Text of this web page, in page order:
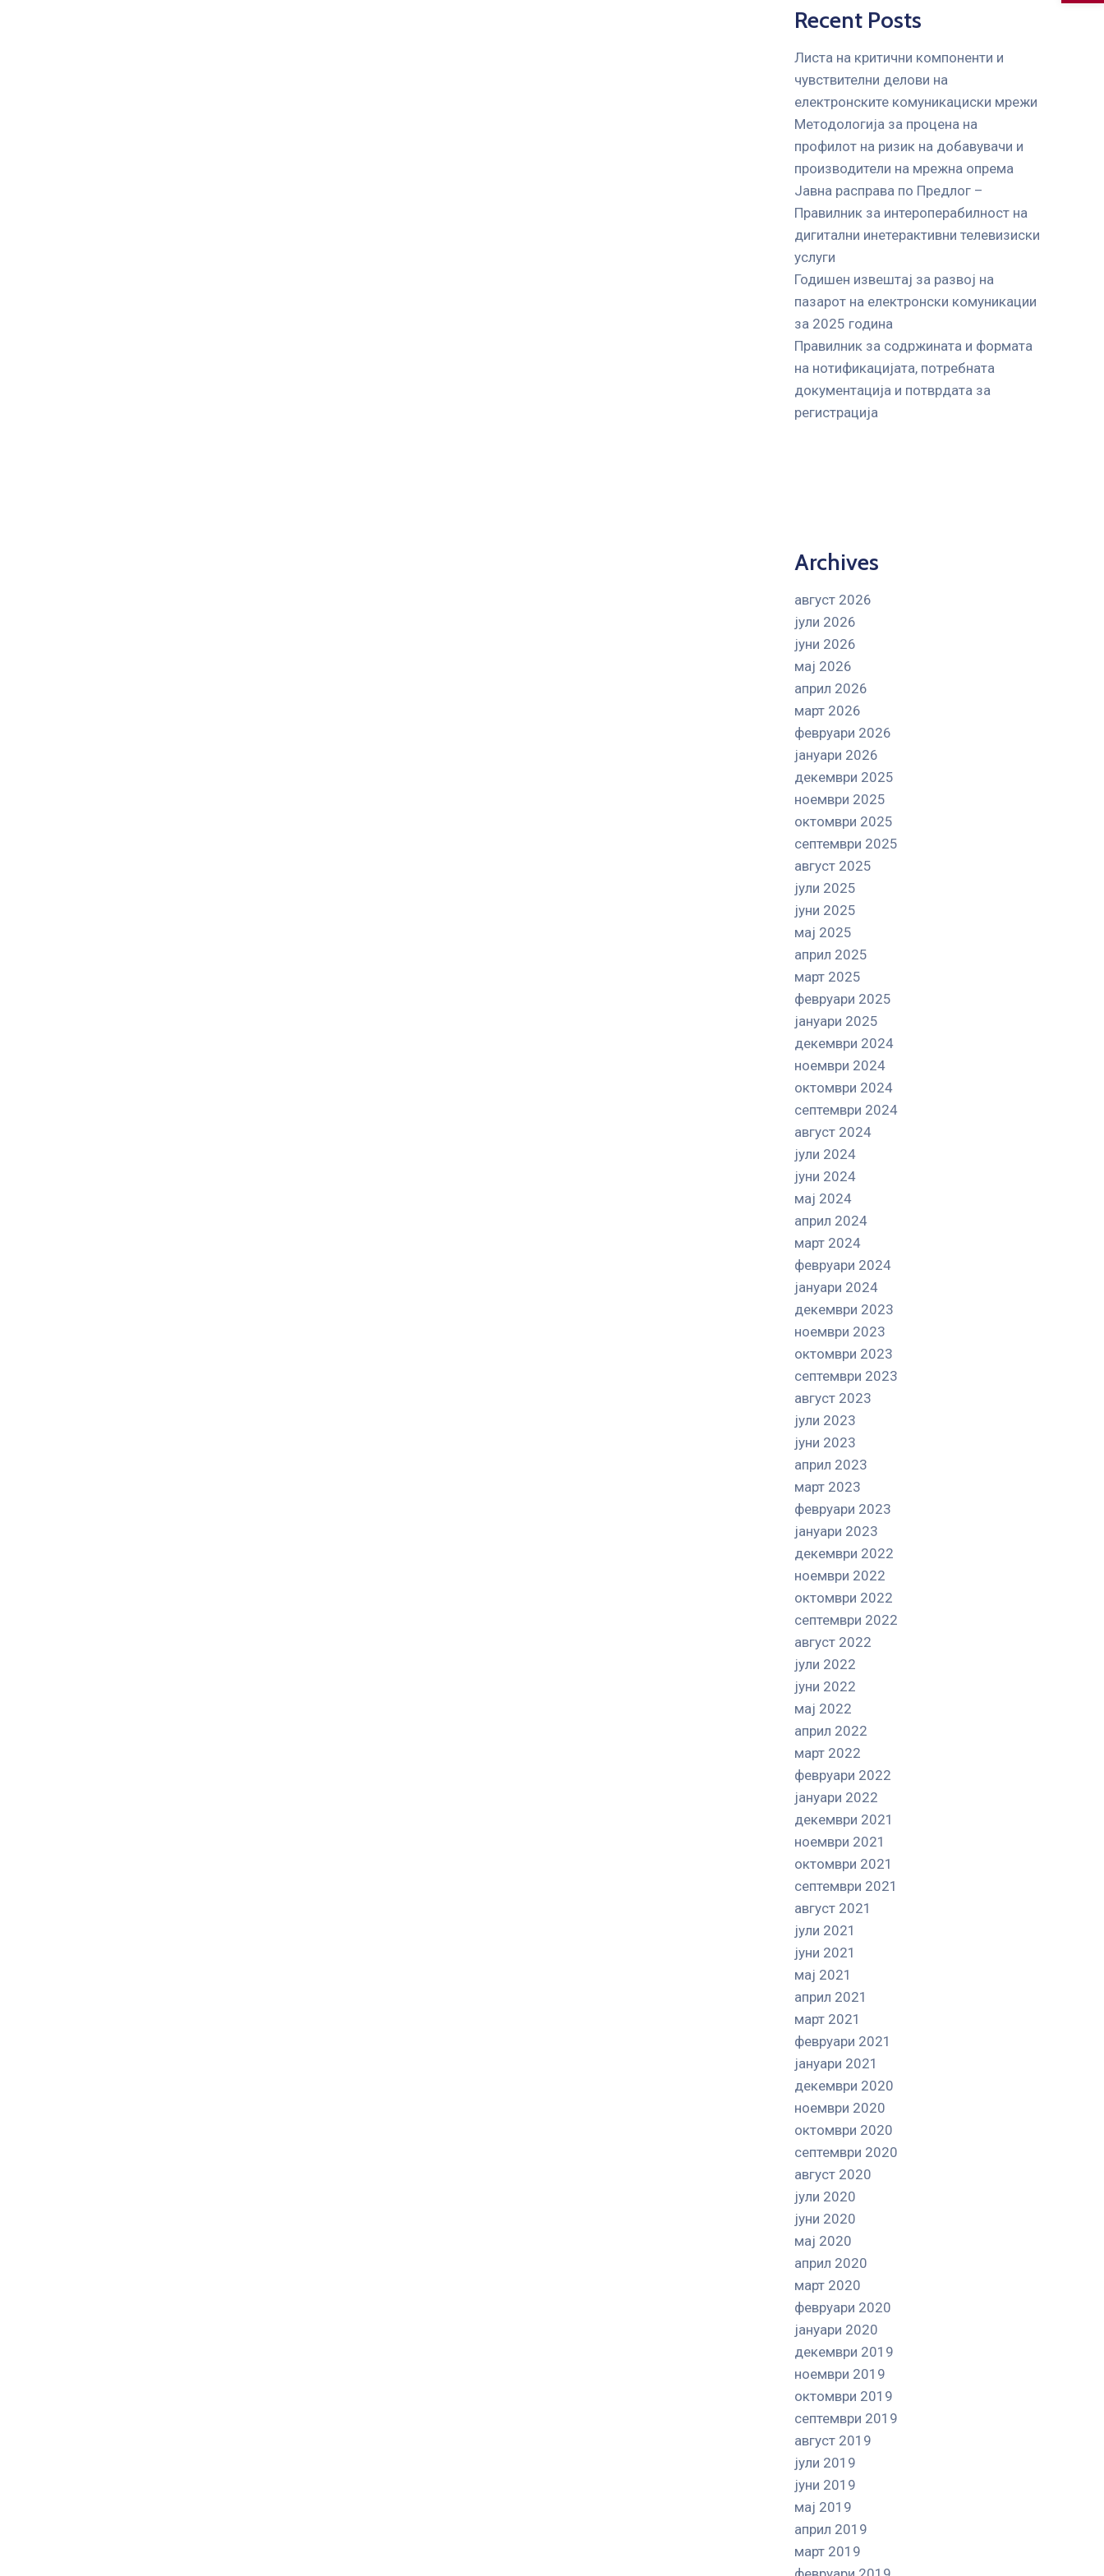
Recent Posts
Листа на критични компоненти и
чувствителни делови на
електронските комуникациски мрежи
Mетодологија за процена на
профилот на ризик на добавувачи и
производители на мрежна опрема
Јавна расправа по Предлог –
Правилник за интероперабилност на
дигитални инетерактивни телевизиски
услуги
Годишен извештај за развој на
пазарот на електронски комуникации
за 2025 година
Правилник за содржината и формата
на нотификацијата, потребната
документација и потврдата за
регистрација
Archives
август 2026
јули 2026
јуни 2026
мај 2026
април 2026
март 2026
февруари 2026
јануари 2026
декември 2025
ноември 2025
октомври 2025
септември 2025
август 2025
јули 2025
јуни 2025
мај 2025
април 2025
март 2025
февруари 2025
јануари 2025
декември 2024
ноември 2024
октомври 2024
септември 2024
август 2024
јули 2024
јуни 2024
мај 2024
април 2024
март 2024
февруари 2024
јануари 2024
декември 2023
ноември 2023
октомври 2023
септември 2023
август 2023
јули 2023
јуни 2023
април 2023
март 2023
февруари 2023
јануари 2023
декември 2022
ноември 2022
октомври 2022
септември 2022
август 2022
јули 2022
јуни 2022
мај 2022
април 2022
март 2022
февруари 2022
јануари 2022
декември 2021
ноември 2021
октомври 2021
септември 2021
август 2021
јули 2021
јуни 2021
мај 2021
април 2021
март 2021
февруари 2021
јануари 2021
декември 2020
ноември 2020
октомври 2020
септември 2020
август 2020
јули 2020
јуни 2020
мај 2020
април 2020
март 2020
февруари 2020
јануари 2020
декември 2019
ноември 2019
октомври 2019
септември 2019
август 2019
јули 2019
јуни 2019
мај 2019
април 2019
март 2019